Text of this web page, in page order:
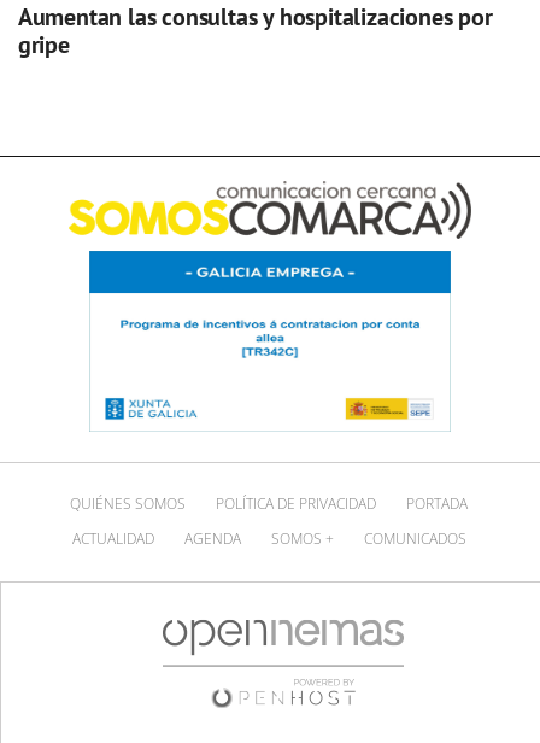
Aumentan las consultas y hospitalizaciones por
gripe
QUIÉNES SOMOS POLÍTICA DE PRIVACIDAD
PORTADA
ACTUALIDAD
AGENDA SOMOS + COMUNICADOS